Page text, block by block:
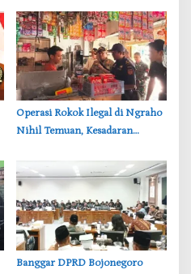
Rp6,250 Triliun
‎Operasi Rokok Ilegal di Ngraho
Nihil Temuan, Kesadaran
‎Banggar DPRD Bojonegoro